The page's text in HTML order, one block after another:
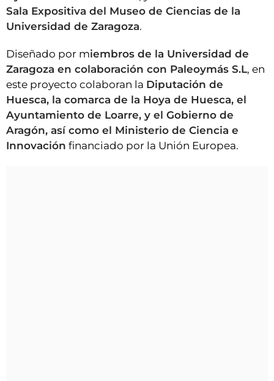
Sala Expositiva del Museo de Ciencias de la
Universidad de Zaragoza.
Diseñado por miembros de la Universidad de
Zaragoza en colaboración con Paleoymás S.L, en
este proyecto colaboran la Diputación de
Huesca, la comarca de la Hoya de Huesca, el
Ayuntamiento de Loarre, y el Gobierno de
Aragón, así como el Ministerio de Ciencia e
Innovación financiado por la Unión Europea.